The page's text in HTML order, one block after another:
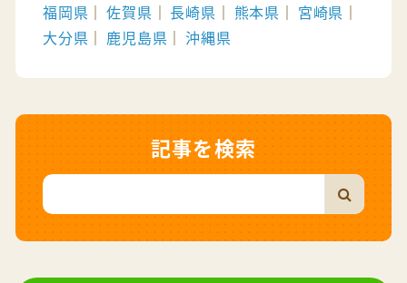
記事を検索
福岡県 佐賀県 長崎県 熊本県
宮崎県
大分県
鹿児島県 沖縄県